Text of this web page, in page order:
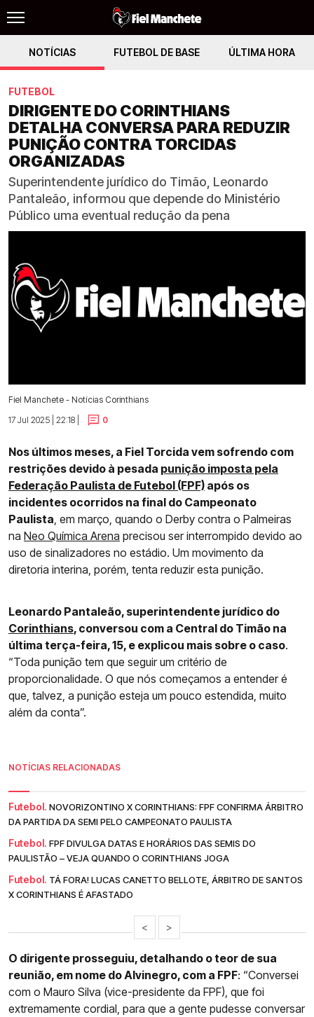
NOTÍCIAS FUTEBOL DE BASE ÚLTIMA HORA
FUTEBOL
DIRIGENTE DO CORINTHIANS
DETALHA CONVERSA PARA REDUZIR
PUNIÇÃO CONTRA TORCIDAS
ORGANIZADAS
Superintendente jurídico do Timão, Leonardo
Pantaleão, informou que depende do Ministério
Público uma eventual redução da pena
Fiel Manchete - Notícias Corinthians
17 Jul 2025 | 22:18 |
0
Nos últimos meses, a Fiel Torcida vem sofrendo com
restrições devido à pesada punição imposta pela
Federação Paulista de Futebol (FPF) após os
incidentes ocorridos na final do Campeonato
Paulista, em março, quando o Derby contra o Palmeiras
na Neo Química Arena precisou ser interrompido devido ao
uso de sinalizadores no estádio. Um movimento da
diretoria interina, porém, tenta reduzir esta punição.
Leonardo Pantaleão, superintendente jurídico do
Corinthians, conversou com a Central do Timão na
última terça-feira, 15, e explicou mais sobre o caso.
“Toda punição tem que seguir um critério de
proporcionalidade. O que nós começamos a entender é
que, talvez, a punição esteja um pouco estendida, muito
além da conta”.
NOTÍCIAS RELACIONADAS
Futebol. NOVORIZONTINO X CORINTHIANS: FPF CONFIRMA ÁRBITRO
DA PARTIDA DA SEMI PELO CAMPEONATO PAULISTA
Futebol. FPF DIVULGA DATAS E HORÁRIOS DAS SEMIS DO
PAULISTÃO – VEJA QUANDO O CORINTHIANS JOGA
Futebol. TÁ FORA! LUCAS CANETTO BELLOTE, ÁRBITRO DE SANTOS
X CORINTHIANS É AFASTADO
< >
O dirigente prosseguiu, detalhando o teor de sua
reunião, em nome do Alvinegro, com a FPF: “Conversei
com o Mauro Silva (vice-presidente da FPF), que foi
extremamente cordial, para que a gente pudesse conversar